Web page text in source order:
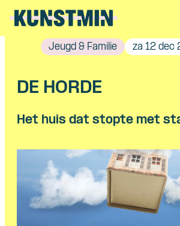
Jeugd & Familie za 12 dec
DE HORDE
Het huis dat stopte met